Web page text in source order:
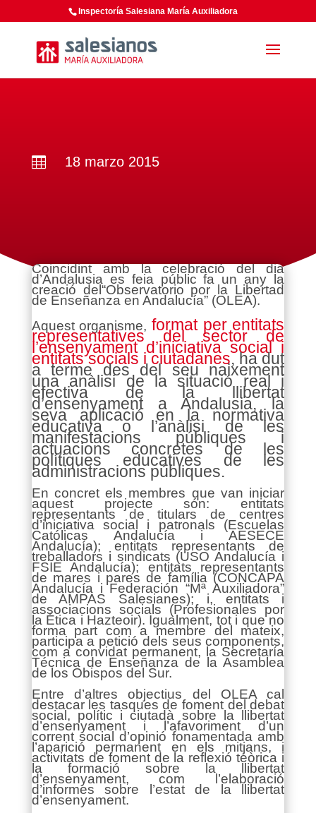
Inspectoría Salesiana María Auxiliadora
 18 marzo 2015
Coincidint amb la celebració del dia
d’Andalusia es feia públic fa un any la
creació del“Observatorio por la Libertad
de Enseñanza en Andalucía” (OLEA).
Aquest organisme, format per entitats
representatives del sector de
l’ensenyament d’iniciativa social i
entitats socials i ciutadanes, ha dut
a terme des del seu naixement
una anàlisi de la situació real i
efectiva de la llibertat
d’ensenyament a Andalusia, la
seva aplicació en la normativa
educativa o l’anàlisi de les
manifestacions públiques i
actuacions concretes de les
polítiques educatives de les
administracions públiques.
En concret els membres que van iniciar
aquest projecte són: entitats
representants de titulars de centres
d’iniciativa social i patronals (Escuelas
Católicas Andalucía i AESECE
Andalucía); entitats representants de
treballadors i sindicats (USO Andalucía i
FSIE Andalucía); entitats representants
de mares i pares de família (CONCAPA
Andalucía i Federación “Mª Auxiliadora”
de AMPAS Salesianes); i, entitats i
associacions socials (Profesionales por
la Ética i Hazteoir). Igualment, tot i que no
forma part com a membre del mateix,
participa a petició dels seus components,
com a convidat permanent, la Secretaría
Técnica de Enseñanza de la Asamblea
de los Obispos del Sur.
Entre d’altres objectius del OLEA cal
destacar les tasques de foment del debat
social, polític i ciutadà sobre la llibertat
d’ensenyament i l’afavoriment d’un
corrent social d’opinió fonamentada amb
l’aparició permanent en els mitjans, i
activitats de foment de la reflexió teòrica i
la formació sobre la llibertat
d’ensenyament, com l’elaboració
d’informes sobre l’estat de la llibertat
d’ensenyament.